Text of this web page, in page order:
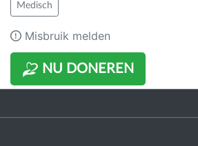
NU DONEREN
Medisch
Misbruik melden